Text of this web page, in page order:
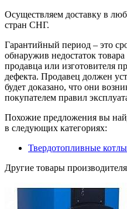
Осуществляем доставку в
стран СНГ.
Гарантийный период – это
обнаружив недостаток
продавца или изготовителя
дефекта. Продавец должен
будет доказано, что они
покупателем правил
Похожие предложения вы
в следующих категориях:
Твердотопливные
Другие товары производителя